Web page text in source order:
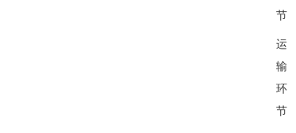
节
运
输
环
节